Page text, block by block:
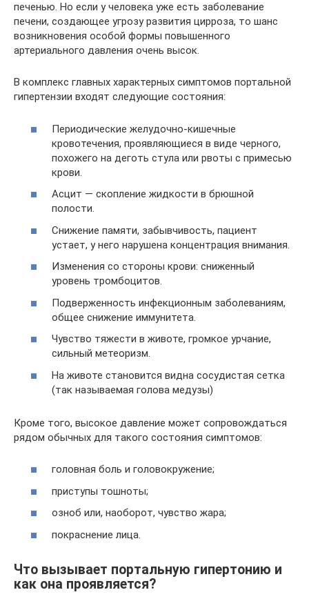
печенью. Но если у человека уже есть заболевание
печени, создающее угрозу развития цирроза, то шанс
возникновения особой формы повышенного
артериального давления очень высок.
В комплекс главных характерных симптомов портальной
гипертензии входят следующие состояния:
Периодические желудочно-кишечные
кровотечения, проявляющиеся в виде черного,
похожего на деготь стула или рвоты с примесью
крови.
Асцит — скопление жидкости в брюшной
полости.
Снижение памяти, забывчивость, пациент
устает, у него нарушена концентрация внимания.
Изменения со стороны крови: сниженный
уровень тромбоцитов.
Подверженность инфекционным заболеваниям,
общее снижение иммунитета.
Чувство тяжести в животе, громкое урчание,
сильный метеоризм.
На животе становится видна сосудистая сетка
(так называемая голова медузы)
Кроме того, высокое давление может сопровождаться
рядом обычных для такого состояния симптомов:
головная боль и головокружение;
приступы тошноты;
озноб или, наоборот, чувство жара;
покраснение лица.
Что вызывает портальную гипертонию и
как она проявляется?